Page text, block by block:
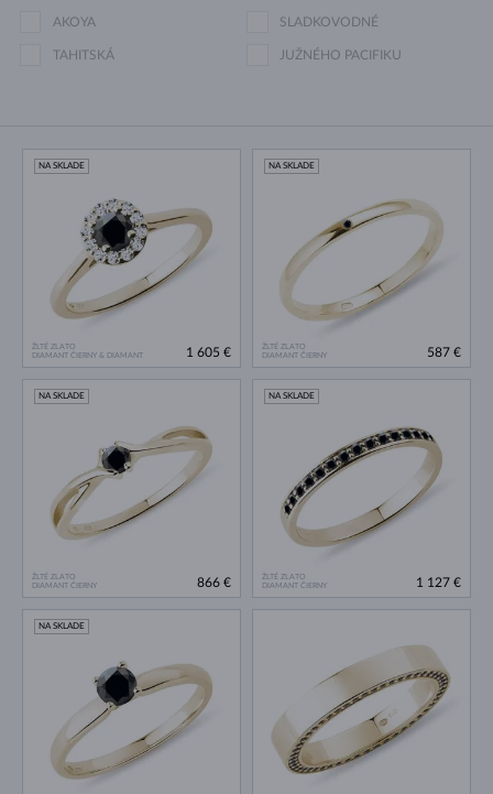
AKOYA SLADKOVODNÉ
TAHITSKÁ JUŽNÉHO PACIFIKU
ŽLTÉ ZLATO
DIAMANT ČIERNY & DIAMANT
NA SKLADE
1 605 €
ŽLTÉ ZLATO
DIAMANT ČIERNY
NA SKLADE
587 €
ŽLTÉ ZLATO
DIAMANT ČIERNY
NA SKLADE
866 €
ŽLTÉ ZLATO
DIAMANT ČIERNY
NA SKLADE
1 127 €
NA SKLADE